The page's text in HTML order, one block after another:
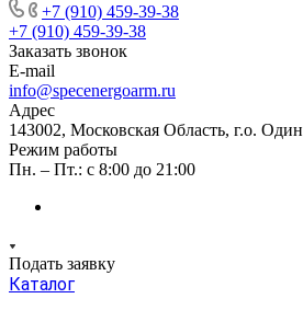
+7 (910) 459-39-38
+7 (910) 459-39-38
Заказать звонок
E-mail
info@specenergoarm.ru
Адрес
143002, Московская Область, г.о.
Режим работы
Пн. – Пт.: с 8:00 до 21:00
Подать заявку
Каталог